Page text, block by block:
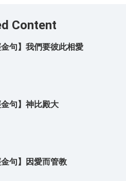
Content
金句】我們要彼此相愛
金句】神比殿大
金句】因愛而管教